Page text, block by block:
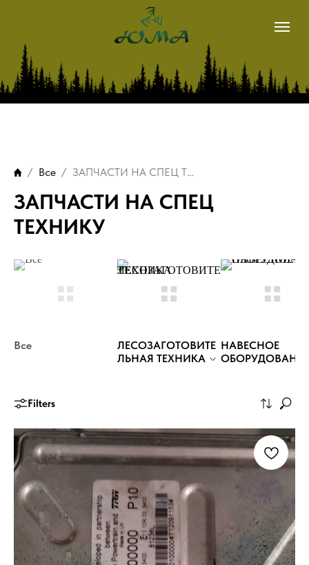
о нас
наши контакты
Все ЗАПЧАСТИ НА СПЕЦ ТЕХНИКУ
ЗАПЧАСТИ НА СПЕЦ
ТЕХНИКУ
Все
ЛЕСОЗАГОТОВИТЕ
ЛЬНАЯ ТЕХНИКА
НАВЕСНОЕ
Filters